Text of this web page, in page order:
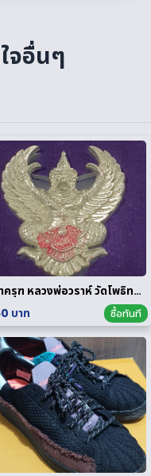
จอื่นๆ
พญาครุฑ หลวงพ่อวราห์ วัดโพธิทอง มหาบารมี2 เนื้อสัมฤทธิ์เงิน
บาท
ซื้อทันที